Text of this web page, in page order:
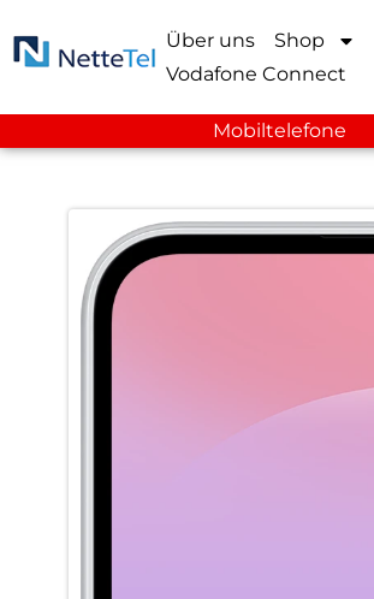
Über uns Shop
Vodafone Connect
Mobiltelefone